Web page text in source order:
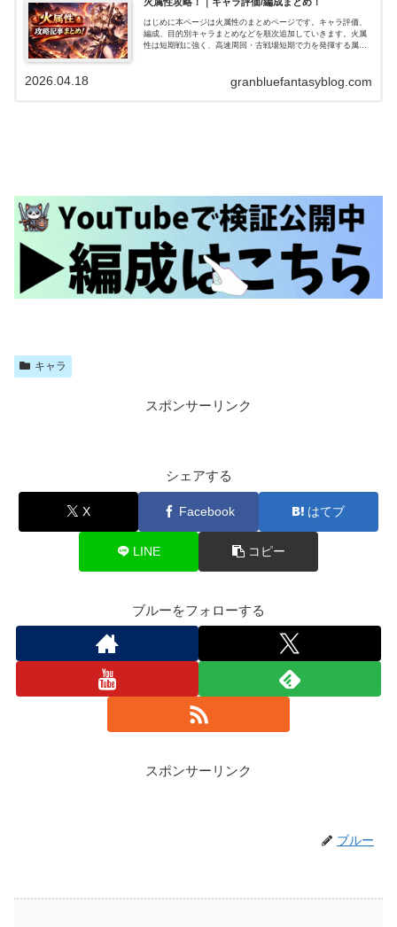
はじめに本ページは火属性のまとめページです。キャラ評価、
編成、目的別キャラまとめなどを順次追加していきます。火属
性は短期戦に強く、高速周回・古戦場短期で力を発揮する属性
granbluefantasyblog.com
2026.04.18
キャラ
スポンサーリンク
シェアする
X Facebook はてブ
LINE コピー
ブルーをフォローする
スポンサーリンク
ブルー